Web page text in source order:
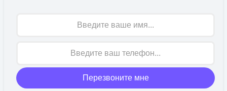
Перезвоните мне